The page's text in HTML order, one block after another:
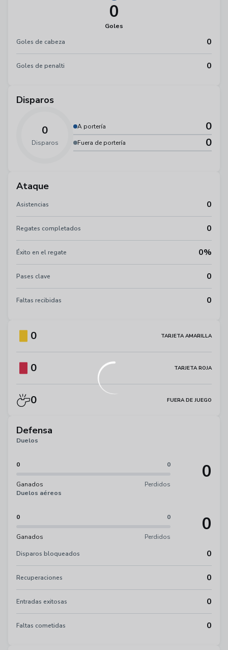
0
Goles
Goles de cabeza
0
Goles de penalti 0
Disparos
0
Disparos
A portería 0
Fuera de portería 0
Ataque
Asistencias 0
Regates completados 0
Éxito en el regate 0%
Pases clave 0
Faltas recibidas 0
0 TARJETA AMARILLA
0 TARJETA ROJA
0 FUERA DE JUEGO
Defensa
Duelos
0 0
Ganados Perdidos
0
Duelos aéreos
0 0
Ganados Perdidos
0
Disparos bloqueados 0
Recuperaciones 0
Entradas exitosas 0
Faltas cometidas 0